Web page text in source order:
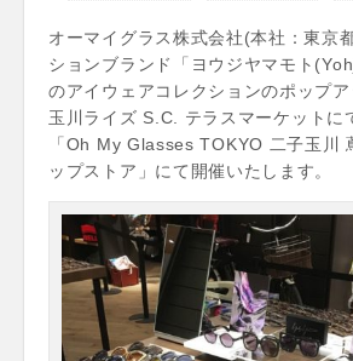
オーマイグラス株式会社(本社：東京
ションブランド「ヨウジヤマモト
のアイウェアコレクションのポップ
玉川ライズ S.C. テラスマーケットに
「Oh My Glasses TOKYO 二子玉川
ップストア」にて開催いたします。